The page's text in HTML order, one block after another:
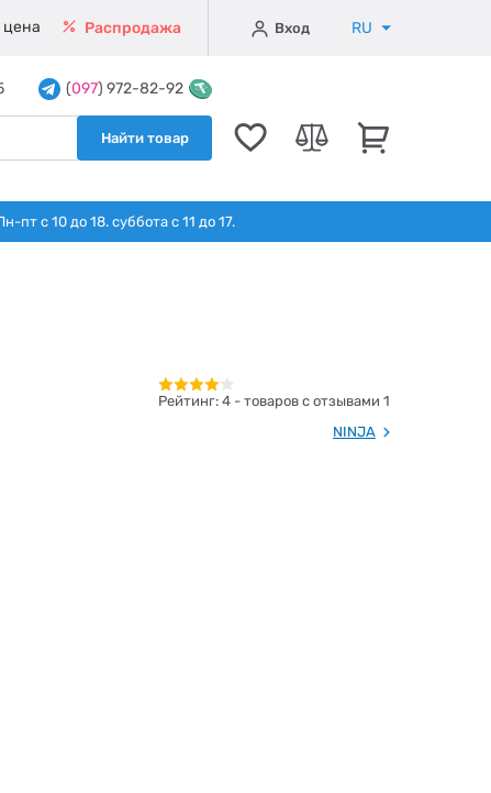
цена Распродажа Вход RU
(097) 972-82-92
Найти товар
с 10 до 18. суббота с 11 до 17.
Рейтинг: 4 - товаров с отзывами 1
NINJA